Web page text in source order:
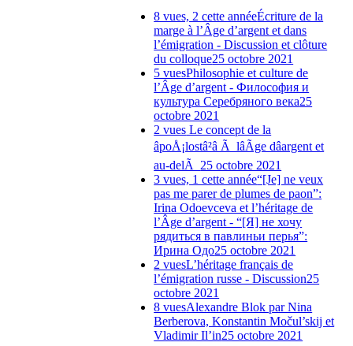
8 vues, 2 cette annéeÉcriture de la
marge à l’Âge d’argent et dans
l’émigration - Discussion et clôture
du colloque25 octobre 2021
5 vuesPhilosophie et culture de
l’Âge d’argent - Философия и
культура Серебряного века25
octobre 2021
2 vues Le concept de la
âpoÅ¡lostâ²â Ã lâÃge dâargent et
au-delÃ 25 octobre 2021
3 vues, 1 cette année“[Je] ne veux
pas me parer de plumes de paon”:
Irina Odoevceva et l’héritage de
l’Âge d’argent - “[Я] не хочу
рядиться в павлиньи перья”:
Ирина Одо25 octobre 2021
2 vuesL’héritage français de
l’émigration russe - Discussion25
octobre 2021
8 vuesAlexandre Blok par Nina
Berberova, Konstantin Močul’skij et
Vladimir Il’in25 octobre 2021